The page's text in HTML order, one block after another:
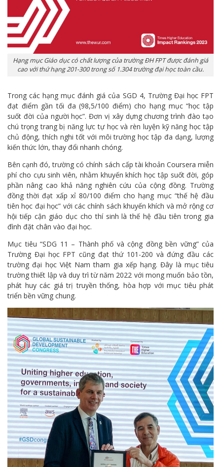
Hạng mục Giáo dục có chất lượng của trường ĐH FPT được đánh giá
cao với thứ hạng 201-300 trong số 1.304 trường đại học toàn cầu.
Trong các hạng mục đánh giá của SGD 4, Trường Đại học FPT
đạt điểm gần tối đa (98,5/100 điểm) cho hạng mục “học tập
suốt đời của người học”. Đơn vị xây dựng chương trình đào tạo
chú trọng trang bị năng lực tự học và rèn luyện kỹ năng học tập
chủ động, thích nghi tốt với môi trường học tập đa dạng, lượng
kiến thức lớn, thay đổi nhanh chóng.
Bên cạnh đó, trường có chính sách cấp tài khoản Coursera miễn
phí cho cựu sinh viên, nhằm khuyến khích học tập suốt đời, góp
phần nâng cao khả năng nghiên cứu của cộng đồng. Trường
đồng thời đạt xấp xỉ 80/100 điểm cho hạng mục “thế hệ đầu
tiên học đại học” với các chính sách khuyến khích và mở rộng cơ
hội tiếp cận giáo dục cho thí sinh là thế hệ đầu tiên trong gia
đình đặt chân vào đại học.
Mục tiêu “SDG 11 – Thành phố và cộng đồng bền vững” của
Trường Đại học FPT cũng đạt thứ 101-200 và đứng đầu các
trường đại học Việt Nam tham gia xếp hạng. Đây là mục tiêu
trường thiết lập và duy trì từ năm 2022 với mong muốn bảo tồn,
phát huy các giá trị truyền thống, hòa hợp với mục tiêu phát
triển bền vững chung.